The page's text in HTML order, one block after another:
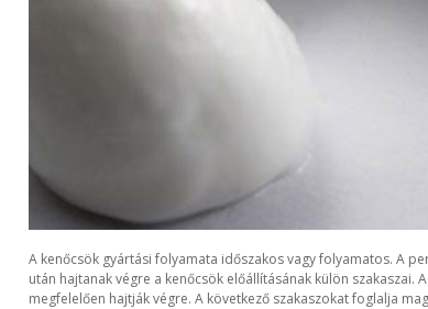
A kenőcsök gyártási folyamata időszakos vagy folyamatos. A
után hajtanak végre a kenőcsök előállításának külön
megfelelően hajtják végre. A következő szakaszokat foglalja